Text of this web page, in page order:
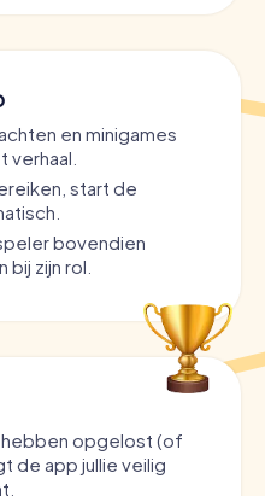
en minigames
verhaal.
start de
bovendien
zijn rol.
hebben opgelost (of
de app jullie veilig